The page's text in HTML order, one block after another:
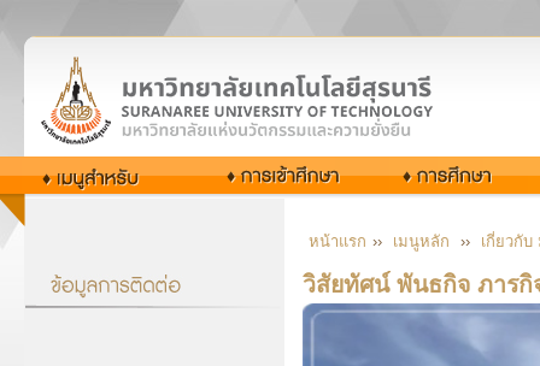
หน้าแรก ›› เมนูหลัก ›› เกี่ยวกั
วิสัยทัศน์ พันธกิจ ภารกิ